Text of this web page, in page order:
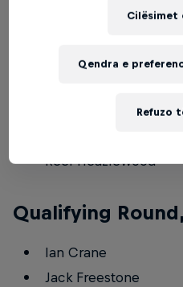
Finn McGill
Reef Heazlewood
Qualifying
Ian Crane
Jack Freestone
Cilësimet
Refuzo
Qendra e